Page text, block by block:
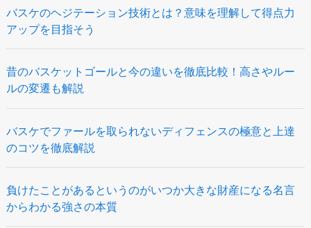
バスケのヘジテーション技術とは？意味を理解して得点力
アップを目指そう
昔のバスケットゴールと今の違いを徹底比較！高さやルー
ルの変遷も解説
バスケでファールを取られないディフェンスの極意と上達
のコツを徹底解説
負けたことがあるというのがいつか大きな財産になる名言
からわかる強さの本質